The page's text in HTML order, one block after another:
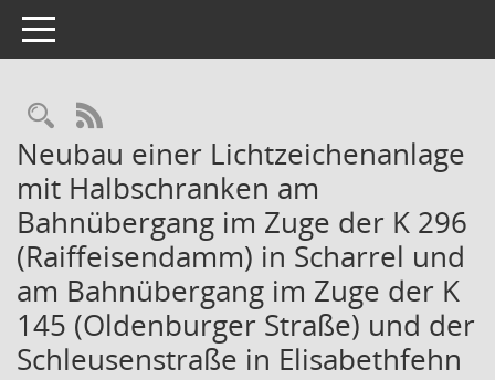
Toggle navigation
Rechercheauswahl
RSS-Feed
Neubau einer Lichtzeichenanlage
mit Halbschranken am
Bahnübergang im Zuge der K 296
(Raiffeisendamm) in Scharrel und
am Bahnübergang im Zuge der K
145 (Oldenburger Straße) und der
Schleusenstraße in Elisabethfehn